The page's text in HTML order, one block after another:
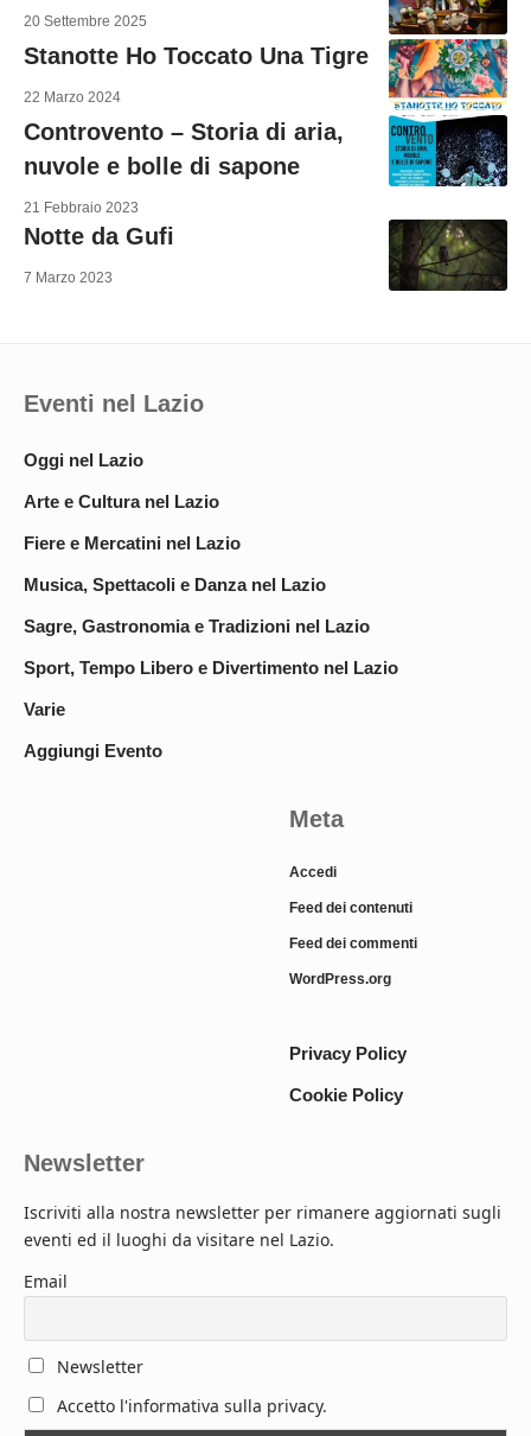
20 Settembre 2025
Stanotte Ho Toccato Una Tigre
22 Marzo 2024
Controvento – Storia di aria,
nuvole e bolle di sapone
21 Febbraio 2023
Notte da Gufi
7 Marzo 2023
Eventi nel Lazio
Oggi nel Lazio
Arte e Cultura nel Lazio
Fiere e Mercatini nel Lazio
Musica, Spettacoli e Danza nel Lazio
Sagre, Gastronomia e Tradizioni nel Lazio
Sport, Tempo Libero e Divertimento nel Lazio
Varie
Aggiungi Evento
Meta
Accedi
Feed dei contenuti
Feed dei commenti
WordPress.org
Privacy Policy
Cookie Policy
Newsletter
Iscriviti alla nostra newsletter per rimanere aggiornati sugli
eventi ed il luoghi da visitare nel Lazio.
Email
Newsletter
Accetto l'informativa sulla privacy.